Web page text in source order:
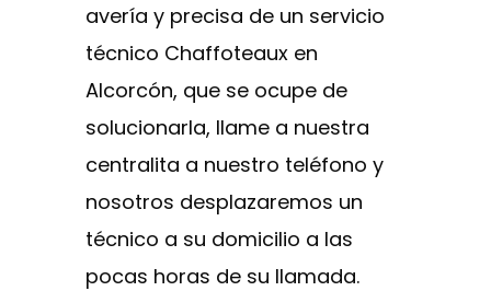
avería y precisa de un servicio
técnico Chaffoteaux en
Alcorcón, que se ocupe de
solucionarla, llame a nuestra
centralita a nuestro teléfono y
nosotros desplazaremos un
técnico a su domicilio a las
pocas horas de su llamada.